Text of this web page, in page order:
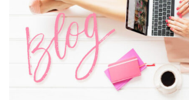
ILUSTRACIÓN
PROYECTOS
NOSOTROS
CONTACTO